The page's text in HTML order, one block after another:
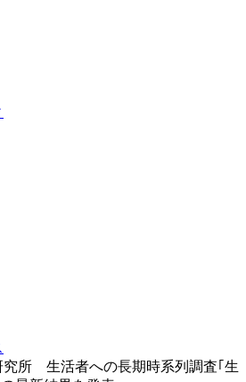
究所 生活者への長期時系列調査｢生